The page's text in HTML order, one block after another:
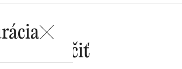
OBJAVIŤ
vám páčiť